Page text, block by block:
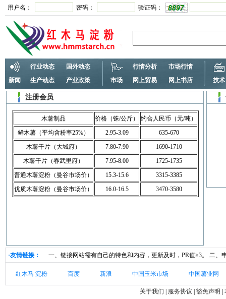
用户名： 密码： 验证码：
行业动态 国外动态 行情分析
市场行情
新闻
生产动态 产业政策 市场 网上贸易 网上书店 技术
注册会员
木薯制品 价格（铢/公斤）
约合人民币（元/吨）
鲜木薯（平均含粉率25%）
2.95-3.09
635-670
木薯干片（大城府）
7.80-7.90
1690-1710
木薯干片（春武里府）
7.95-8.00
1725-1735
普通木薯淀粉（曼谷市场价）
15.3-15.6
3315-3385
优质木薯淀粉（曼谷市场价）
16.0-16.5 3470-3580
·友情链接： 一、链接网站需有自己的特色和内容，更新及时，PR值≥3。 二
红木马 淀粉 百度 新浪 中国玉米市场 中国薯业网
关于我们 服务协议 豁免声明